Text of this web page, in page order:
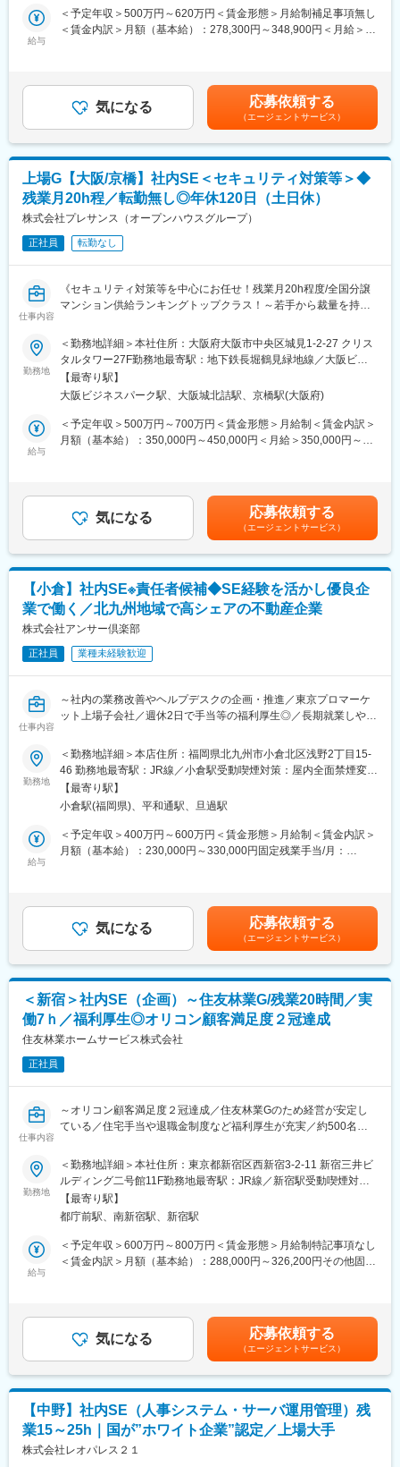
の在宅ワーク体制も整えており、安心して働ける職場です。
■業務内容
・社内システムの保守運用（基幹系、ActiveDirectory、Microsoft
・ITベンダーとの折衝
・マニュアル作成
・社内サポート・ヘルプデスク業務 等
ITチームは3名在籍しております。（40代前半2名、20代後半１
名）
■働き方
・リモートワーク制度あり。業務の状況に応じてとはなります
が、ご入社後慣れて頂きましたら週に1，2回程度の在宅勤務制度
活用が可能です。
・中途入社者の割合が多く(6～7割)、定着の良い職場です。
・有給取得率平均80％です。
住友商事のルーツは不動産分野にあり、数ある事業の中でも想い
入れの強い事業です。現在では清掃ロボットやUpright Green（独
自の給水システムを採用した排水設備を必要としない壁面緑化シ
ステム）、ValuSpec（施設維持管理のパフォーマンスバランスを
行ってきました。また、各サービスを支える「人財」への想いも
強い企業です。
名・大型物件を管理する醍醐味を味わえます。受注案件は住友商
事が開発した物件が多く、オフィスビル管理に特化した事業を行
っています。今後は住友商事が都市開発を進めるに伴い、同社の
管理物件数も増えていく見通しです。晴海アイランド トリトンス
クエアやクイーンズスクエア横浜などの大型複合施設、大阪では
住友ビルディングの管理も受託しています。また、2017年より、
住友商事が開発を手掛ける「SOSiLA(ソシラ)」シリーズのPM業
務を開始しました。オフィスビルでのPM経験を活かし、物流施設
の発展も目指しています。
給与
＜予定年収＞500万円～620万円＜賃金形態＞月給制補足事項無し
＜賃金内訳＞月額（基本給）：278,300円～348,900円＜月給＞
【昇給】1回/年【賞与】2回/年賃金はあくまでも目安の金額であ
り、選考を通じて上下する可能性があります。月給(月額)は固定手
当を含めた表記です。
気になる 応募依頼する
（エージェントサービス）
上場G【大阪/京橋】社内SE＜セキュリティ対策等＞◆
残業月20h程／転勤無し◎年休120日（土日休）
株式会社プレサンス（オープンハウスグループ）
正社員 転勤なし
仕事内容
《セキュリティ対策等を中心にお任せ！残業月20h程度/全国分譲
マンション供給ランキングトップクラス！～若手から裁量を持っ
■業務内容
不動産投資物件の販売を行う当社とグループ会社10社、従業員約
700名が利用するシステム運用保守、また社内各部署の要望を受
けてシステムの新規開発を企画・管理をご担当いただきます。
≪具体的には≫
ルの策定と整備（法制度対応等）
・インシデント対応、脅威情報や脆弱性情報の収集による障害の
・個人情報保護対策の策定
・従業員へのセキュリティ教育・啓蒙の推進
・IT統制、セキュリティ対策推進のグループ展開
・チームのマネジメント業務
■組織構成：
部門長（40代）、課長代理１名、社員２名のメンバーで業務にあ
たっております。
■採用背景
制強化になります。現在は外部委託業務も多いですが、将来的に
は内製化を拡大する予定です。
■当社について：
安定性、CM効果や販売実績などによる『ブランド力」、高い品質
に拘った『商品力』は業界トップクラス。
効な提案は積極的に声をあげて下さい。社員の声を積極的に取り
入れていく環境です。
変更の範囲：会社の定める業務
勤務地
＜勤務地詳細＞本社住所：大阪府大阪市中央区城見1-2-27 クリス
タルタワー27F勤務地最寄駅：地下鉄長堀鶴見緑地線／大阪ビジ
ネスパーク駅受動喫煙対策：屋内全面禁煙変更の範囲：会社の定
める事業所
【最寄り駅】
大阪ビジネスパーク駅、大阪城北詰駅、京橋駅(大阪府)
給与
＜予定年収＞500万円～700万円＜賃金形態＞月給制＜賃金内訳＞
月額（基本給）：350,000円～450,000円＜月給＞350,000円～
も目安の金額であり、選考を通じて上下する可能性があります。
月給(月額)は固定手当を含めた表記です。
気になる 応募依頼する
（エージェントサービス）
【小倉】社内SE※責任者候補◆SE経験を活かし優良企
業で働く／北九州地域で高シェアの不動産企業
株式会社アンサー倶楽部
正社員 業種未経験歓迎
仕事内容
～社内の業務改善やヘルプデスクの企画・推進／東京プロマーケ
ット上場子会社／週休2日で手当等の福利厚生◎／長期就業しやす
北九州エリアで高い知名度を誇る総合不動産企業の当社にて、ヘ
ルプデスク業務から社内業務改善のための企画・推進業務をお任
せします。
■主な業務内容：
◇ITヘルプデスク業務
◇社内業務改善・効率化のためのシステム構築や改善提案案
◇新入社員受け入れ時のPC・会社携帯の設定及び準備、管理等
賃貸仲介業、賃貸管理業、リフォーム業を通して顧客の生活基盤
となる住環境を提供しています。顧客との一度の出会いが、末永
いつきあいになり、「アンサー倶楽部に出会えてよかった」と言
ってもらえる会社を目指しています。さまざまな顧客のニーズを
具現化し社会に供給していくことが社会に貢献するものと考え、
「より良い答え」をこれからも出し続け、更なる事業の拡大を目
指し、走り続けていきたいと考えています&#65533;
変更の範囲：会社の定める業務
勤務地
＜勤務地詳細＞本店住所：福岡県北九州市小倉北区浅野2丁目15-
46 勤務地最寄駅：JR線／小倉駅受動喫煙対策：屋内全面禁煙変更
の範囲：会社の定める事業所（リモートワーク含む）
【最寄り駅】
小倉駅(福岡県)、平和通駅、旦過駅
給与
＜予定年収＞400万円～600万円＜賃金形態＞月給制＜賃金内訳＞
月額（基本給）：230,000円～330,000円固定残業手当/月：
年齢、経験、能力を考慮の上、決定します。■昇給年1回■賞与あ
り賃金はあくまでも目安の金額であり、選考を通じて上下する可
能性があります。月給(月額)は固定手当を含めた表記です。
気になる 応募依頼する
（エージェントサービス）
＜新宿＞社内SE（企画）～住友林業G/残業20時間／実
働7ｈ／福利厚生◎オリコン顧客満足度２冠達成
住友林業ホームサービス株式会社
正社員
仕事内容
～オリコン顧客満足度２冠達成／住友林業Gのため経営が安定し
ている／住宅手当や退職金制度など福利厚生が充実／約500名規
■担当業務：
社内SEとして、主に企画・提案を行う業務に携わっていただきま
す。
【主な業務内容】
社内システムの企画・提案
プロジェクトマネジメント
ります。
新しいチャレンジが行うため、ビジネスと技術の両面を理解し、
戦略的にシステムを企画・提案できる人材の増員を図るため、本
募集を行うことになりました。
勤務地
＜勤務地詳細＞本社住所：東京都新宿区西新宿3-2-11 新宿三井ビ
ルディング二号館11F勤務地最寄駅：JR線／新宿駅受動喫煙対
策：屋内全面禁煙変更の範囲：無
【最寄り駅】
都庁前駅、南新宿駅、新宿駅
給与
＜予定年収＞600万円～800万円＜賃金形態＞月給制特記事項なし
＜賃金内訳＞月額（基本給）：288,000円～326,200円その他固定
＞有＜残業手当＞有＜給与補足＞■基本給には職務手当25,000円
を含みます。■賞与／年2回(6月／12月)、年1回(4月)賃金はあくま
でも目安の金額であり、選考を通じて上下する可能性がありま
す。月給(月額)は固定手当を含めた表記です。
気になる 応募依頼する
（エージェントサービス）
【中野】社内SE（人事システム・サーバ運用管理）残
業15～25h｜国が”ホワイト企業”認定／上場大手
株式会社レオパレス２１